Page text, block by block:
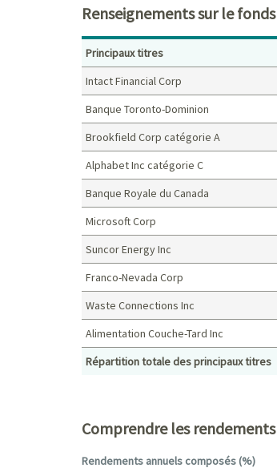
Renseignements sur le fonds
Principaux titres
Intact Financial Corp
Banque Toronto-Dominion
Brookfield Corp catégorie A
Alphabet Inc catégorie C
Banque Royale du Canada
Microsoft Corp
Suncor Energy Inc
Franco-Nevada Corp
Waste Connections Inc
Alimentation Couche-Tard Inc
Répartition totale des principaux titres
Comprendre les rendements
Rendements annuels composés (%)